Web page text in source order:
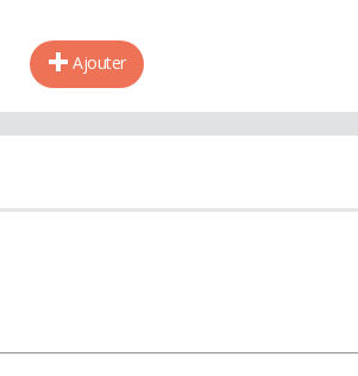
Ajouter